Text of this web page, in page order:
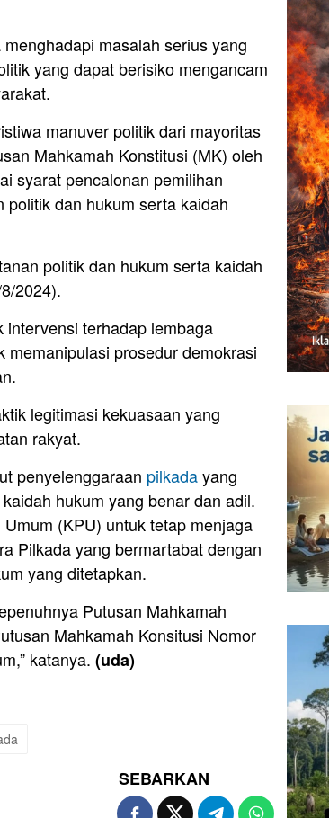
masalah serius yang
yang dapat berisiko mengancam
manuver politik dari mayoritas
Mahkamah Konstitusi (MK) oleh
syarat pencalonan pemilihan
politik dan hukum serta kaidah
politik dan hukum serta kaidah
2024).
intervensi terhadap lembaga
prosedur demokrasi
legitimasi kekuasaan yang
rakyat.
penyelenggaraan pilkadayang
hukum yang benar dan adil.
(KPU) untuk tetap menjaga
Pilkada yang bermartabat dengan
yang ditetapkan.
Putusan Mahkamah
Mahkamah Konsitusi Nomor
katanya. (uda)
SEBARKAN